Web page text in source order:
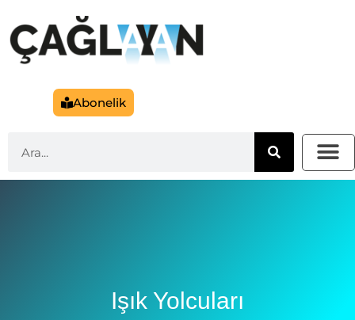
Abonelik
Işık Yolcuları